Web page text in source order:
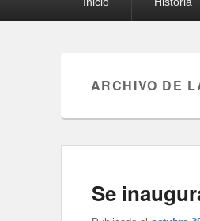
ARCHIVO DE
Se